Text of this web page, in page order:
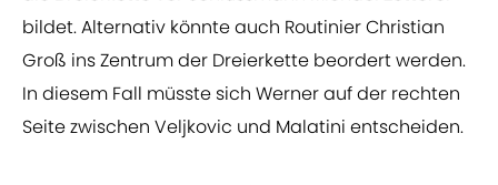
bildet. Alternativ könnte auch Routinier Christian
Groß ins Zentrum der Dreierkette beordert werden.
In diesem Fall müsste sich Werner auf der rechten
Seite zwischen Veljkovic und Malatini entscheiden.